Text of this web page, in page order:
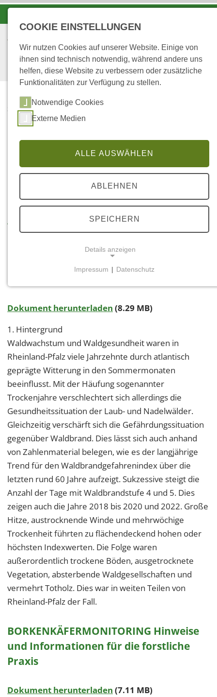
STARTSEITE
...
PUBLIKATIONEN ZUM
Publikationen zum Thema
Themenauswahl
Kompendium WALDBRANDSCHUTZ
Dokument herunterladen (8.29 MB)
1. Hintergrund
Waldwachstum und Waldgesundheit waren in
Rheinland-Pfalz viele Jahrzehnte durch atlantisch
geprägte Witterung in den Sommermonaten
beeinflusst. Mit der Häufung sogenannter
Trockenjahre verschlechtert sich allerdings die
Gesundheitssituation der Laub- und Nadelwälder.
Gleichzeitig verschärft sich die Gefährdungssituation
gegenüber Waldbrand. Dies lässt sich auch anhand
von Zahlenmaterial belegen, wie es der langjährige
Trend für den Waldbrandgefahrenindex über die
letzten rund 60 Jahre aufzeigt. Sukzessive steigt die
Anzahl der Tage mit Waldbrandstufe 4 und 5. Dies
zeigen auch die Jahre 2018 bis 2020 und 2022. Große
Hitze, austrocknende Winde und mehrwöchige
Trockenheit führten zu flächendeckend hohen oder
höchsten Indexwerten. Die Folge waren
außerordentlich trockene Böden, ausgetrocknete
Vegetation, absterbende Waldgesellschaften und
vermehrt Totholz. Dies war in weiten Teilen von
Rheinland-Pfalz der Fall.
BORKENKÄFERMONITORING Hinweise
und Informationen für die forstliche
Praxis
Dokument herunterladen (7.11 MB)
COOKIE EINSTELLUNGEN
Wir nutzen Cookies auf unserer Website. Einige von
ihnen sind technisch notwendig, während andere uns
helfen, diese Website zu verbessern oder zusätzliche
Funktionalitäten zur Verfügung zu stellen.
Notwendige Cookies
Externe Medien
ALLE AUSWÄHLEN
ABLEHNEN
SPEICHERN
Details anzeigen
Funktionen und sind für die einwandfreie Funktion
Einverständnis-Cookie
Name:
cookie_consent
Zweck:
Dieser Cookie speichert die ausgewählten
Einverständnis-Optionen des Benutzers
Cookie Laufzeit:
1 Jahr
EXTERNE MEDIEN
Um Inhalte von Videoplattformen und Social Media
Plattformen anzeigen zu können, werden von
diesen externen Medien Cookies gesetzt.
YouTube
Vimeo
Impressum | Datenschutz